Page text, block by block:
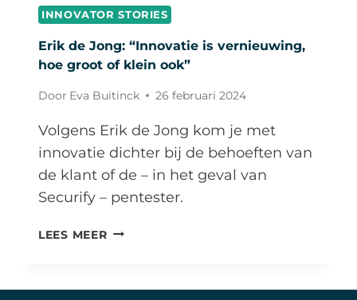
INNOVATOR STORIES
Erik de Jong: “Innovatie is vernieuwing,
hoe groot of klein ook”
Door Eva Buitinck 26 februari 2024
Volgens Erik de Jong kom je met
innovatie dichter bij de behoeften van
de klant of de – in het geval van
Securify – pentester.
LEES MEERERIK